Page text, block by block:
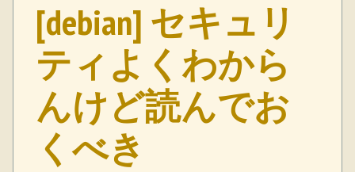
[debian] セキュリ
ティよくわから
んけど読んでお
くべき